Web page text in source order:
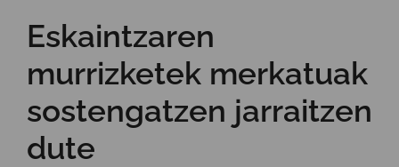
Eskaintzaren
murrizketek merkatuak
sostengatzen jarraitzen
dute